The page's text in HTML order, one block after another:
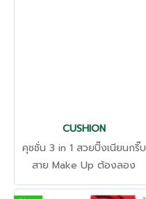
CUSHION
คุชชั่น 3 in 1 สวยปิ๊งเนียนกริ๊บ
สาย Make Up ต้องลอง
บางเบาไม่ ไม่เหนอะหนะ คุมมัน